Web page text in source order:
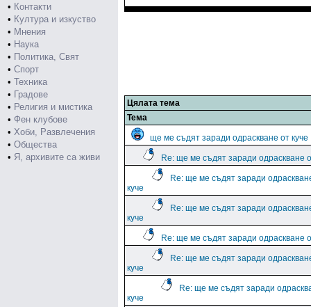
• Контакти
• Култура и изкуство
• Мнения
• Наука
• Политика, Свят
• Спорт
• Техника
• Градове
• Религия и мистика
• Фен клубове
• Хоби, Развлечения
• Общества
• Я, архивите са живи
Цялата тема
Тема
ще ме съдят заради одраскване от куче
Re: ще ме съдят заради одраскване
Re: ще ме съдят заради
куче
Re: ще ме съдят заради
куче
Re: ще ме съдят заради одраскване
Re: ще ме съдят заради
куче
Re: ще ме съдят заради
куче